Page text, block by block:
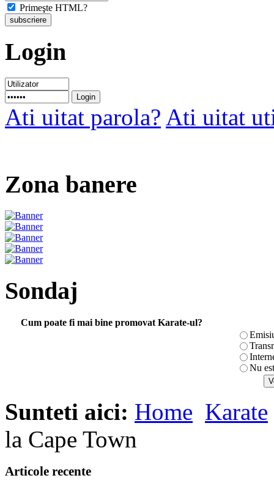
Primeşte HTML?
Login
Ati uitat parola? Ati uitat
Zona banere
Sondaj
Cum poate fi mai bine promovat Karate-ul?
Nu
Sunteti aici: Home Karate
la Cape Town
Articole recente